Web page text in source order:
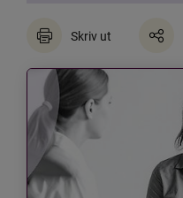
Skriv ut